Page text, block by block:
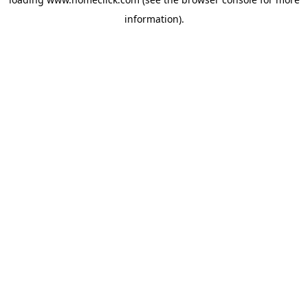
information).